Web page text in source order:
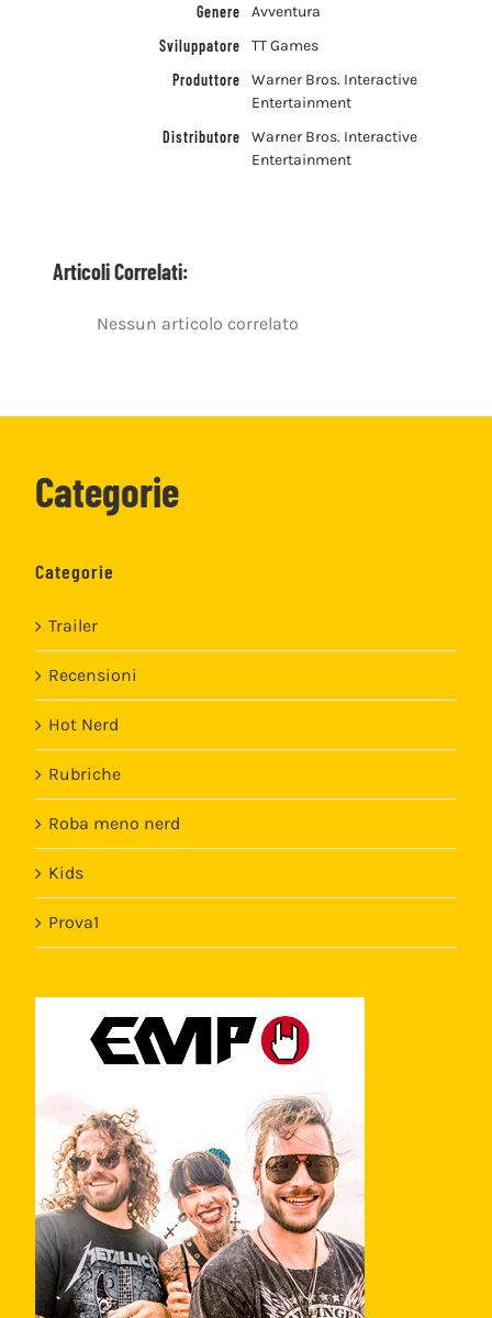
Genere
Avventura
Sviluppatore
TT Games
Produttore
Warner Bros. Interactive
Entertainment
Distributore
Warner Bros. Interactive
Entertainment
Articoli Correlati:
Nessun articolo correlato
Categorie
Categorie
Trailer
Recensioni
Hot Nerd
Rubriche
Roba meno nerd
Kids
Prova1